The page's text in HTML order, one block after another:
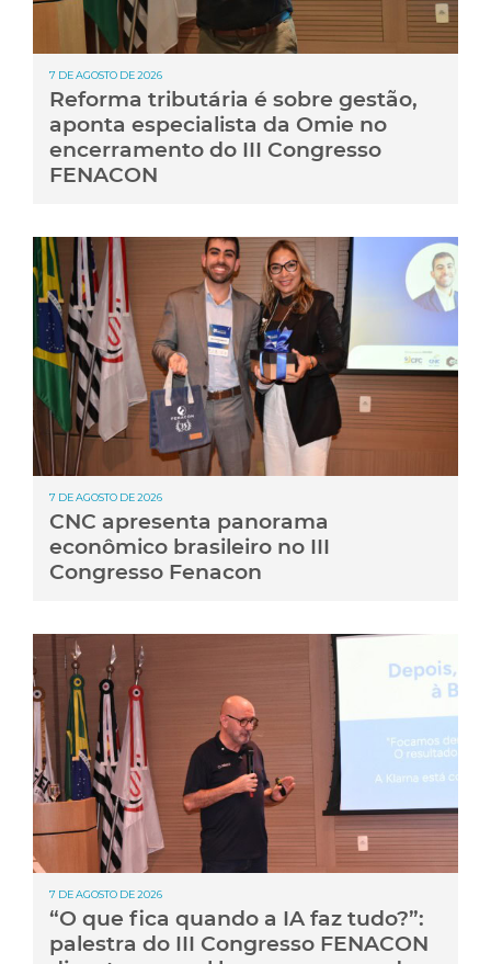
7 DE AGOSTO DE 2026
Reforma tributária é sobre gestão,
aponta especialista da Omie no
encerramento do III Congresso
FENACON
7 DE AGOSTO DE 2026
CNC apresenta panorama
econômico brasileiro no III
Congresso Fenacon
7 DE AGOSTO DE 2026
“O que fica quando a IA faz tudo?”:
palestra do III Congresso FENACON